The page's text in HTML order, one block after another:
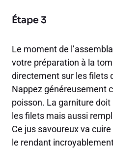
Étape 3
Le moment de
votre préparation à la
directement sur les filets
Nappez généreusement
poisson. La garniture
les filets mais aussi
Ce jus savoureux va
le rendant